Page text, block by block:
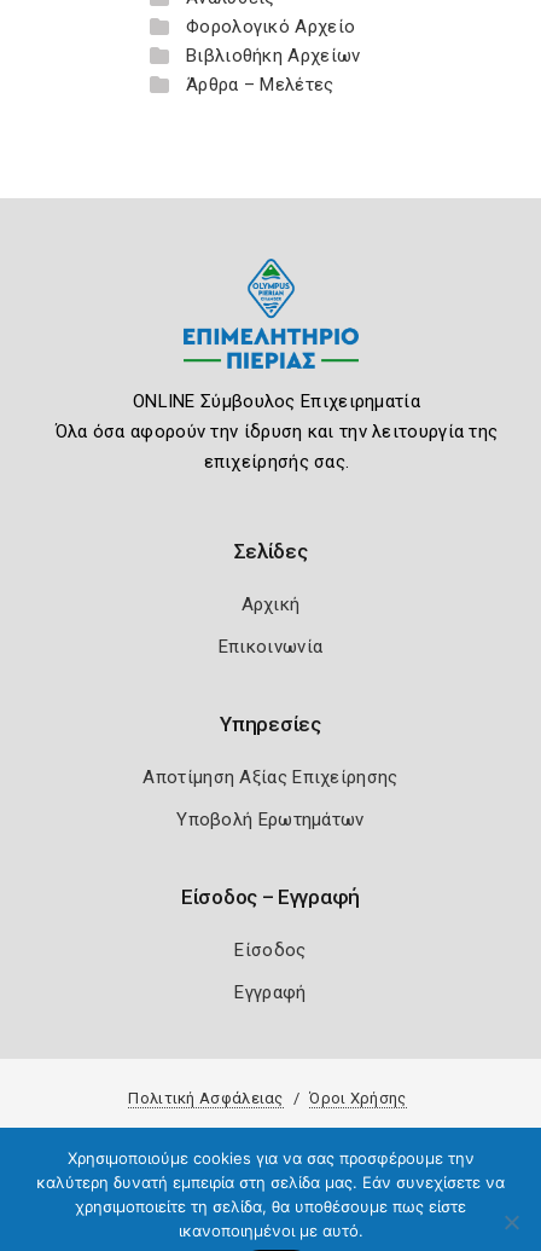
Φορολογικό Αρχείο
Βιβλιοθήκη Αρχείων
Άρθρα – Μελέτες
ONLINE Σύμβουλος Επιχειρηματία
Όλα όσα αφορούν την ίδρυση και την λειτουργία της
επιχείρησής σας.
Σελίδες
Αρχική
Επικοινωνία
Υπηρεσίες
Αποτίμηση Αξίας Επιχείρησης
Υποβολή Ερωτημάτων
Είσοδος – Εγγραφή
Είσοδος
Εγγραφή
Πολιτική Ασφάλειας Όροι Χρήσης
Χρησιμοποιούμε cookies για να σας προσφέρουμε την
καλύτερη δυνατή εμπειρία στη σελίδα μας. Εάν συνεχίσετε να
χρησιμοποιείτε τη σελίδα, θα υποθέσουμε πως είστε
ικανοποιημένοι με αυτό.